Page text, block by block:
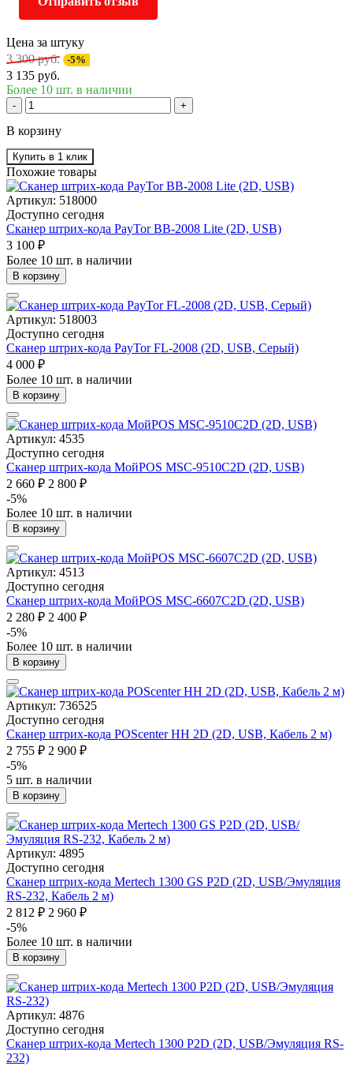
Цена за штуку
3 300 руб. -5%
3 135 руб.
Более 10 шт. в наличии
- +
В корзину
Купить в 1 клик
Похожие товары
Артикул: 518000
Доступно сегодня
Сканер штрих-кода PayTor BB-2008 Lite (2D, USB)
3 100 ₽
Более 10 шт. в наличии
В корзину
Артикул: 518003
Доступно сегодня
Сканер штрих-кода PayTor FL-2008 (2D, USB, Серый)
4 000 ₽
Более 10 шт. в наличии
В корзину
Артикул: 4535
Доступно сегодня
Сканер штрих-кода МойPOS MSC-9510C2D (2D, USB)
2 660 ₽ 2 800 ₽
-5%
Более 10 шт. в наличии
В корзину
Артикул: 4513
Доступно сегодня
Сканер штрих-кода МойPOS MSC-6607C2D (2D, USB)
2 280 ₽ 2 400 ₽
-5%
Более 10 шт. в наличии
В корзину
Артикул: 736525
Доступно сегодня
Сканер штрих-кода POScenter HH 2D (2D, USB, Кабель 2 м)
2 755 ₽ 2 900 ₽
-5%
5 шт. в наличии
В корзину
Артикул: 4895
Доступно сегодня
Сканер штрих-кода Mertech 1300 GS P2D (2D, USB/Эмуляция
RS-232, Кабель 2 м)
2 812 ₽ 2 960 ₽
-5%
Более 10 шт. в наличии
В корзину
Артикул: 4876
Доступно сегодня
Сканер штрих-кода Mertech 1300 P2D (2D, USB/Эмуляция RS-
232)